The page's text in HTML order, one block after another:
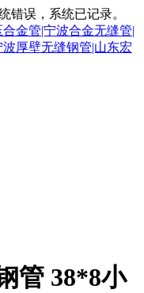
错误，系统已记录。
管 38*8小